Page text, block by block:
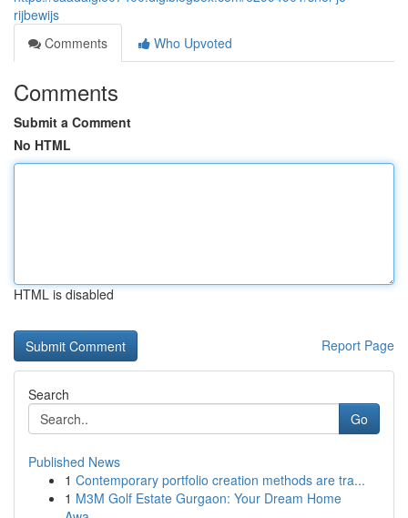
rijbewijs
Comments
Who Upvoted
Comments
Submit a Comment
No HTML
HTML is disabled
Report Page
Search
Go
Published News
1 Contemporary portfolio creation methods are tra...
1 M3M Golf Estate Gurgaon: Your Dream Home